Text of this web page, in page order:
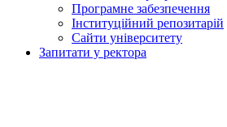
Програмне забезпечення
Інституційний репозитарій
Сайти університету
Запитати у ректора